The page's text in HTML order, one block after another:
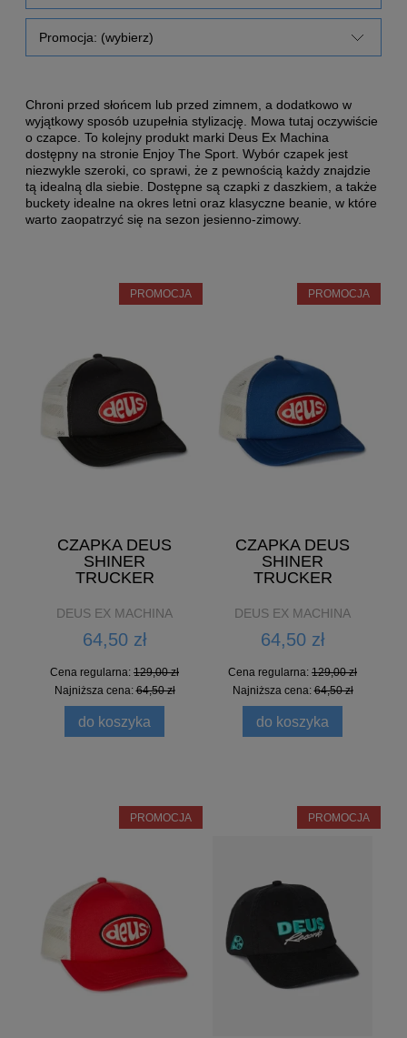
Promocja: (wybierz)
Chroni przed słońcem lub przed zimnem, a dodatkowo w
wyjątkowy sposób uzupełnia stylizację. Mowa tutaj oczywiście
o czapce. To kolejny produkt marki Deus Ex Machina
dostępny na stronie Enjoy The Sport. Wybór czapek jest
niezwykle szeroki, co sprawi, że z pewnością każdy znajdzie
tą idealną dla siebie. Dostępne są czapki z daszkiem, a także
buckety idealne na okres letni oraz klasyczne beanie, w które
warto zaopatrzyć się na sezon jesienno-zimowy.
CZAPKA DEUS
SHINER
TRUCKER
DEUS EX MACHINA
64,50 zł
Cena regularna: 129,00 zł
Najniższa cena:64,50 zł
do koszyka
PROMOCJA
CZAPKA DEUS
SHINER
TRUCKER
DEUS EX MACHINA
64,50 zł
Cena regularna: 129,00 zł
Najniższa cena:64,50 zł
do koszyka
PROMOCJA
PROMOCJA PROMOCJA